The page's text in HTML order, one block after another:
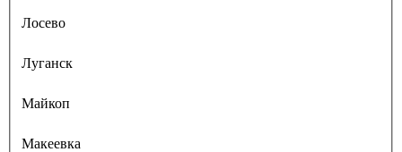
Лосево
Луганск
Майкоп
Макеевка